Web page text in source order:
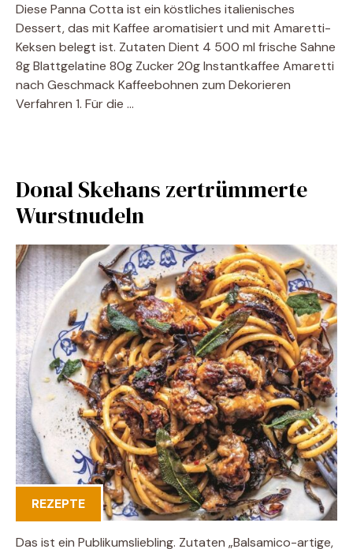
Diese Panna Cotta ist ein köstliches italienisches
Dessert, das mit Kaffee aromatisiert und mit Amaretti-
Keksen belegt ist. Zutaten Dient 4 500 ml frische Sahne
8g Blattgelatine 80g Zucker 20g Instantkaffee Amaretti
nach Geschmack Kaffeebohnen zum Dekorieren
Verfahren 1. Für die …
Donal Skehans zertrümmerte
Wurstnudeln
REZEPTE
Das ist ein Publikumsliebling. Zutaten „Balsamico-artige,